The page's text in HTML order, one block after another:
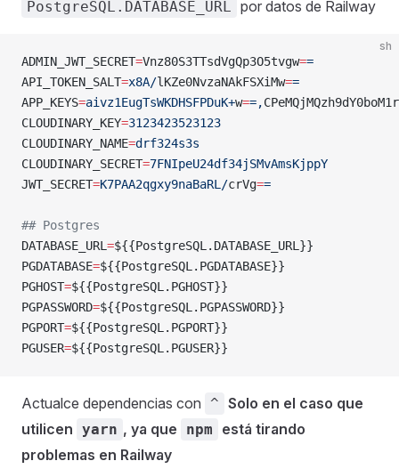
PostgreSQL.DATABASE_URL por datos de Railway
sh
ADMIN_JWT_SECRET=Vnz80S3TTsdVgQp3O5tvgw==
API_TOKEN_SALT=x8A/lKZe0NvzaNAkFSXiMw==
APP_KEYS=aivz1EugTsWKDHSFPDuK+w==,
CLOUDINARY_KEY=3123423523123
CLOUDINARY_NAME=drf324s3s
CLOUDINARY_SECRET=7FNIpeU24df34jSMvAmsKjppY
JWT_SECRET=K7PAA2qgxy9naBaRL/crVg==
## Postgres
DATABASE_URL =${{PostgreSQL.DATABASE_URL}}
PGDATABASE=${{PostgreSQL.PGDATABASE}}
PGHOST=${{PostgreSQL.PGHOST}}
PGPASSWORD=${{PostgreSQL.PGPASSWORD}}
PGPORT=${{PostgreSQL.PGPORT}}
PGUSER=${{PostgreSQL.PGUSER}}
Actualce dependencias con ^ Solo en el caso que
utilicen yarn , ya que npm
está tirando
problemas en Railway